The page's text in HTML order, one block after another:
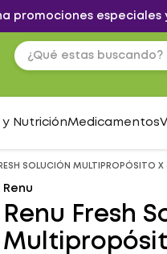
promociones
NutriciónMedicamentos
SOLUCIÓN MULTIPROPÓSITO
Renu
Renu Fresh